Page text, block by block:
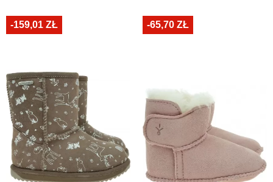
-159,01 ZŁ -65,70 ZŁ